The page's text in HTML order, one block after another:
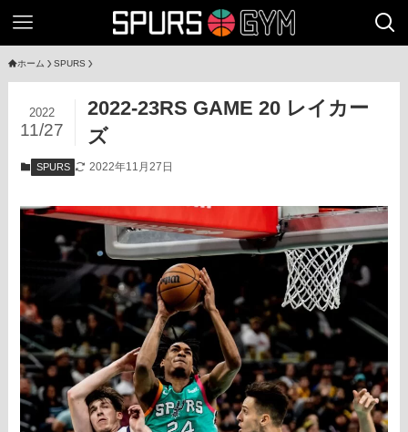
ホーム SPURS
2022-23RS GAME 20 レイカー
ズ
2022
11/27
SPURS 2022年11月27日